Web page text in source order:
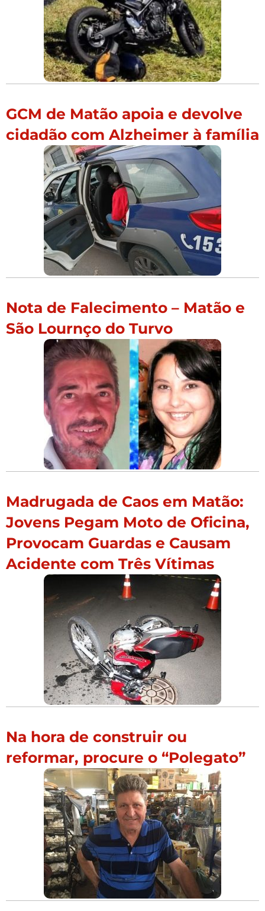
GCM de Matão apoia e devolve
cidadão com Alzheimer à família
Nota de Falecimento – Matão e
São Lournço do Turvo
Madrugada de Caos em Matão:
Jovens Pegam Moto de Oficina,
Provocam Guardas e Causam
Acidente com Três Vítimas
Na hora de construir ou
reformar, procure o “Polegato”